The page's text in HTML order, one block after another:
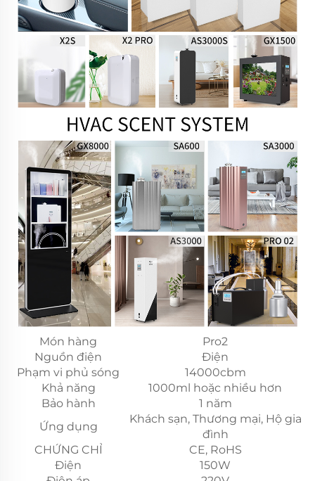
Món hàng
Pro2
Nguồn điện
Điện
Phạm vi phủ sóng
14000cbm
Khả năng
1000ml hoặc nhiều hơn
Bảo hành
1 năm
Ứng dụng
Khách sạn, Thương mại, Hộ gia
đình
CHỨNG CHỈ
CE, RoHS
Điện
150W